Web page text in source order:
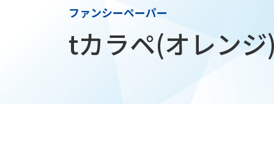
ファンシーペーパー
tカラペ(オレン